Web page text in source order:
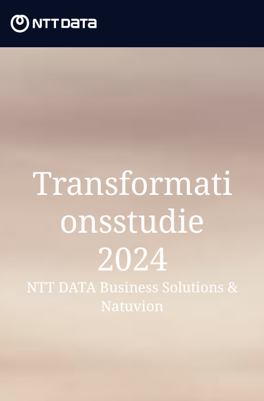
Transformati
onsstudie
2024
NTT DATA Business Solutions &
Natuvion